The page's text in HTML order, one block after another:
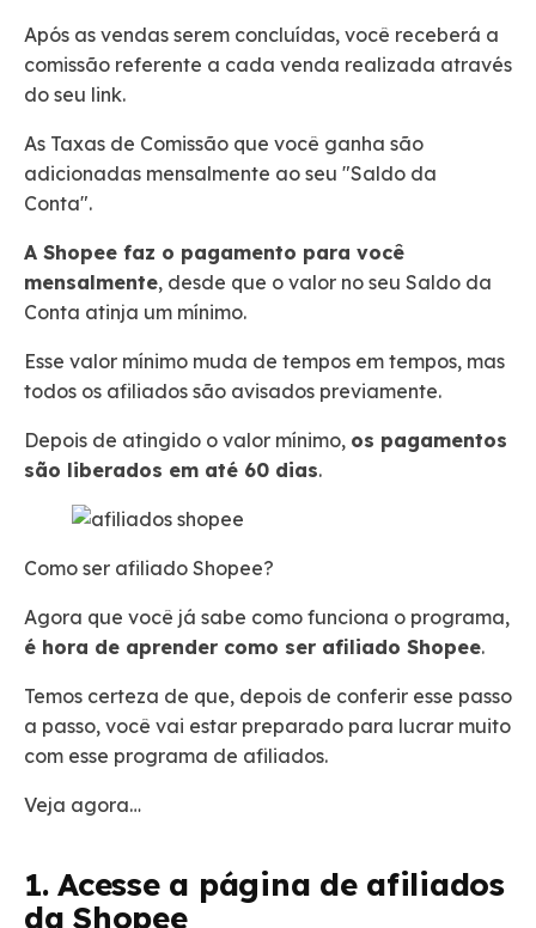
Após as vendas serem concluídas, você receberá a
comissão referente a cada venda realizada através
do seu link.
As Taxas de Comissão que você ganha são
adicionadas mensalmente ao seu "Saldo da
Conta".
A Shopee faz o pagamento para você
mensalmente, desde que o valor no seu Saldo da
Conta atinja um mínimo.
Esse valor mínimo muda de tempos em tempos, mas
todos os afiliados são avisados previamente.
Depois de atingido o valor mínimo, os pagamentos
são liberados em até 60 dias.
Como ser afiliado Shopee?
Agora que você já sabe como funciona o programa,
é hora de aprender como ser afiliado Shopee.
Temos certeza de que, depois de conferir esse passo
a passo, você vai estar preparado para lucrar muito
com esse programa de afiliados.
Veja agora…
1. Acesse a página de afiliados
da Shopee